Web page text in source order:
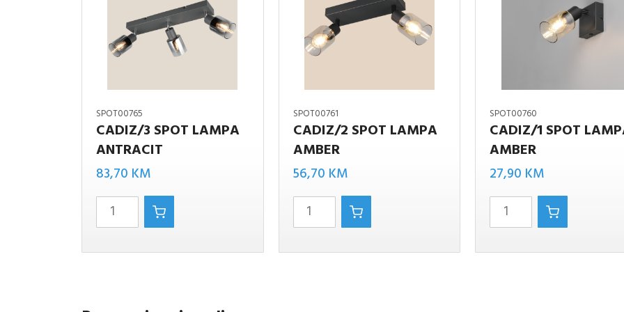
SPOT00765
CADIZ/3 SPOT LAMPA
ANTRACIT
83,70 KM
CADIZ/3
SPOT
LAMPA
ANTRACIT
SPOT00761
CADIZ/2 SPOT LAMPA
AMBER
56,70 KM
CADIZ/2
SPOT
LAMPA
SPOT00760
CADIZ/1 SPOT
AMBER
27,90 KM
CADIZ/1
SPOT
LAMPA
AMBER